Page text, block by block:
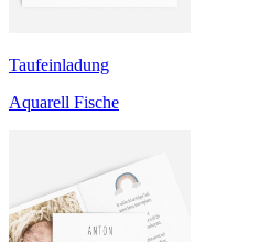
Taufeinladung
Aquarell Fische